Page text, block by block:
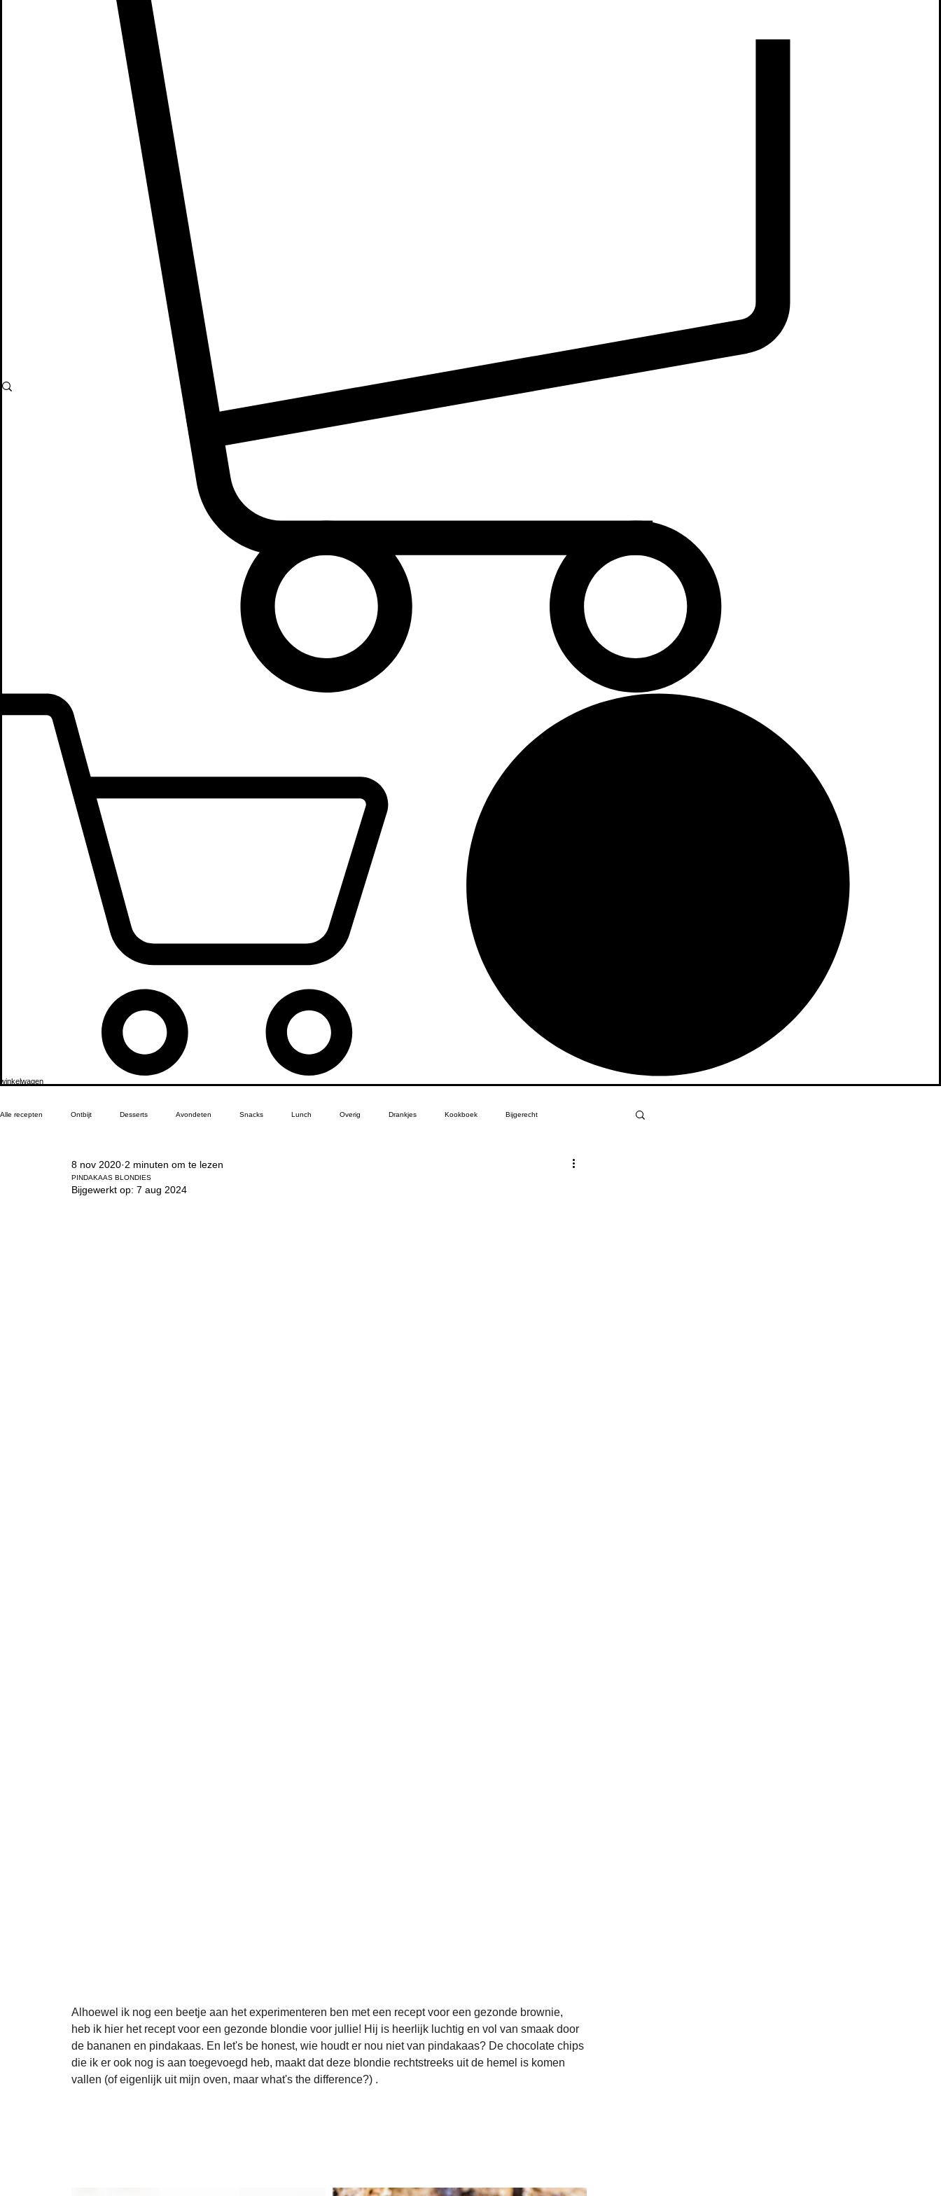
winkelwagen
Alle recepten Ontbijt Desserts Avondeten Snacks Lunch Overig Drankjes Kookboek Bijgerecht
PINDAKAAS BLONDIES
8 nov 2020 2 minuten om te lezen
Bijgewerkt op: 7 aug 2024
Alhoewel ik nog een beetje aan het experimenteren ben met een recept voor een gezonde brownie,
heb ik hier het recept voor een gezonde blondie voor jullie! Hij is heerlijk luchtig en vol van smaak door
de bananen en pindakaas. En let's be honest, wie houdt er nou niet van pindakaas? De chocolate chips
die ik er ook nog is aan toegevoegd heb, maakt dat deze blondie rechtstreeks uit de hemel is komen
vallen (of eigenlijk uit mijn oven, maar what's the difference?) .